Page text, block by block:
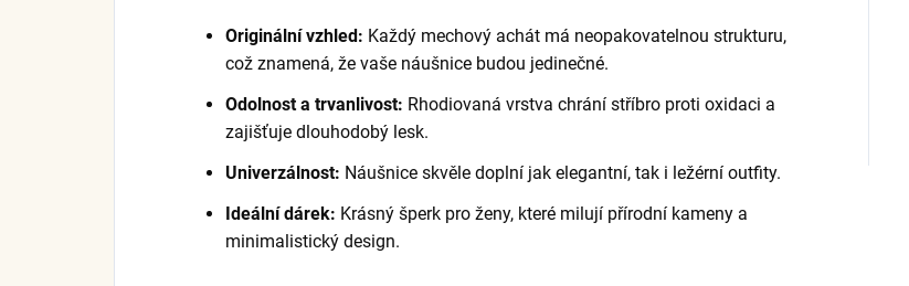
Originální vzhled: Každý mechový achát má neopakovatelnou strukturu,
což znamená, že vaše náušnice budou jedinečné.
Odolnost a trvanlivost: Rhodiovaná vrstva chrání stříbro proti oxidaci a
zajišťuje dlouhodobý lesk.
Univerzálnost: Náušnice skvěle doplní jak elegantní, tak i ležérní outfity.
Ideální dárek: Krásný šperk pro ženy, které milují přírodní kameny a
minimalistický design.